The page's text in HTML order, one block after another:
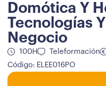
Domótica Y
Tecnologías
Negocio
100H Teleformación
Código: ELEE016PO